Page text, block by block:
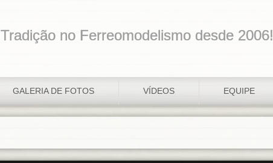
Tradição no Ferreomodelismo desde 2006!
GALERIA DE FOTOS VÍDEOS EQUIPE